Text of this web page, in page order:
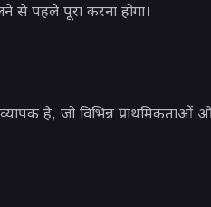
से पहले पूरा करना होगा।
है, जो विभिन्न